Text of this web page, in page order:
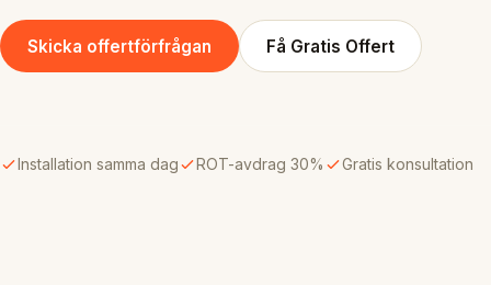
Skicka offertförfrågan Få Gratis Offert
Installation samma dag ROT-avdrag 30% Gratis konsultation